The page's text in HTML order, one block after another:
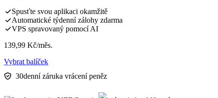
Spusťte svou aplikaci okamžitě
Automatické týdenní zálohy zdarma
VPS spravovaný pomocí AI
139,99 Kč/měs.
Vybrat balíček
30denní záruka vrácení peněz